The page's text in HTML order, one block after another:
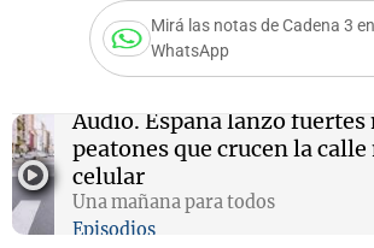
Mirá las notas de Cadena 3 en
WhatsApp
Audio. España lanzó fuertes
peatones que crucen la
celular
Una mañana para todos
Episodios